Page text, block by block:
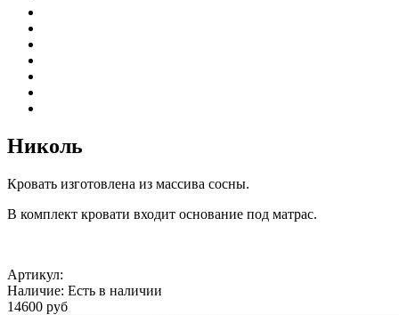
Николь
Кровать изготовлена из массива сосны.
В комплект кровати входит основание под матрас.
Артикул:
Наличие: Есть в наличии
14600 руб